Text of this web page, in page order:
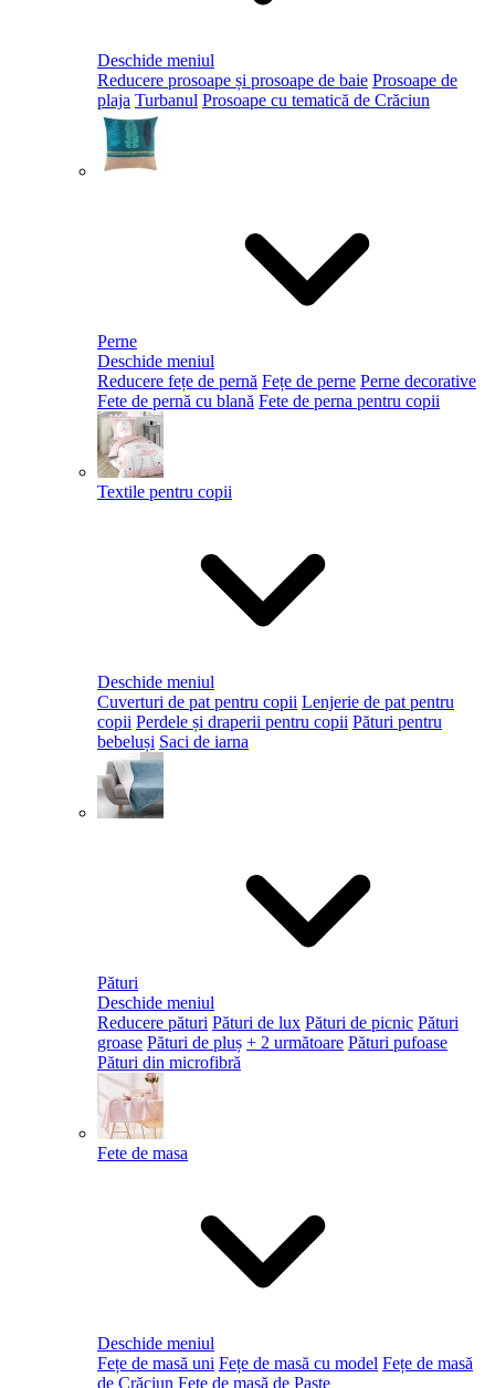
Deschide meniul
Reducere prosoape și prosoape de baie Prosoape de
plaja Turbanul Prosoape cu tematică de Crăciun
Perne
Deschide meniul
Reducere fețe de pernă Fețe de perne Perne decorative
Fete de pernă cu blană Fete de perna pentru copii
Textile pentru copii
Deschide meniul
Cuverturi de pat pentru copii Lenjerie de pat pentru
copii Perdele și draperii pentru copii Pături pentru
bebeluși Saci de iarna
Pături
Deschide meniul
Reducere pături Pături de lux Pături de picnic Pături
groase Pături de pluș + 2 următoare Pături pufoase
Pături din microfibră
Fete de masa
Deschide meniul
Fețe de masă uni Fețe de masă cu model Fețe de masă
de Crăciun Fețe de masă de Paște​